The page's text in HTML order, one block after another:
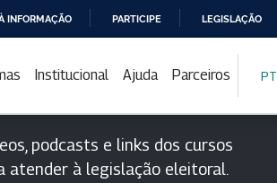
INFORMAÇÃO PARTICIPE LEGISLAÇÃO
Institucional Ajuda Parceiros PT
podcasts e links dos cursos
atender à legislação eleitoral.